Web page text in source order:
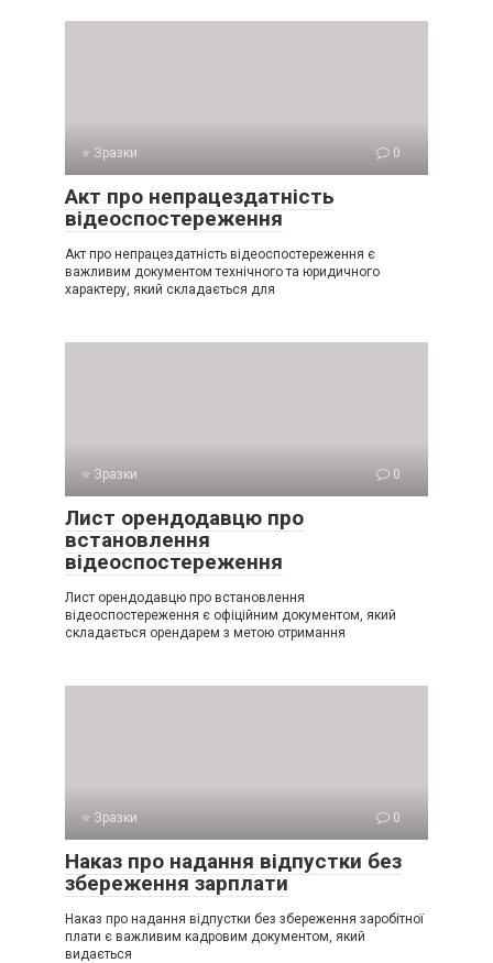
⭐ Зразки 0
Акт про непрацездатність
відеоспостереження
Акт про непрацездатність відеоспостереження є
важливим документом технічного та юридичного
характеру, який складається для
⭐ Зразки 0
Лист орендодавцю про
встановлення
відеоспостереження
Лист орендодавцю про встановлення
відеоспостереження є офіційним документом, який
складається орендарем з метою отримання
⭐ Зразки 0
Наказ про надання відпустки без
збереження зарплати
Наказ про надання відпустки без збереження заробітної
плати є важливим кадровим документом, який
видається